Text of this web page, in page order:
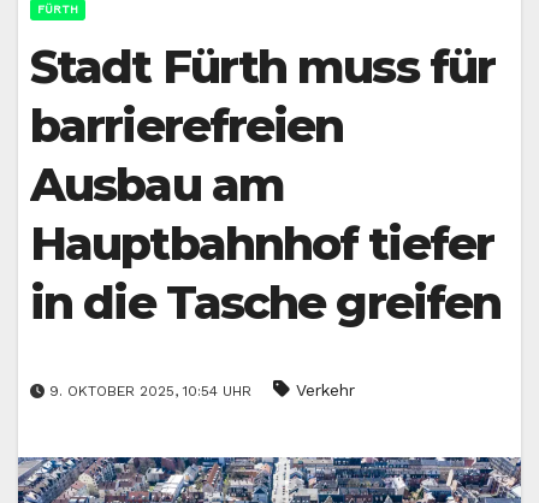
FÜRTH
Stadt Fürth muss für
barrierefreien
Ausbau am
Hauptbahnhof tiefer
in die Tasche greifen
9. OKTOBER 2025, 10:54 UHR Verkehr